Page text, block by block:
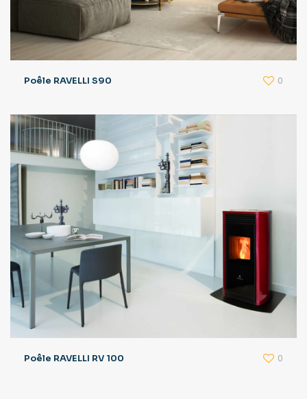
Poêle RAVELLI S90 0
Poêle RAVELLI RV 100 0